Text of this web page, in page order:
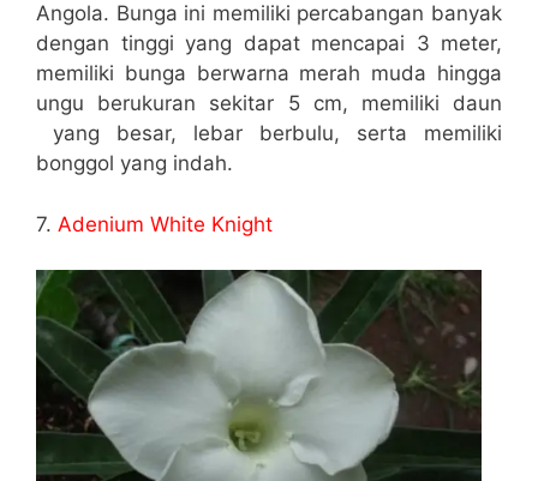
Angola. Bunga ini memiliki percabangan banyak
dengan tinggi yang dapat mencapai 3 meter,
memiliki bunga berwarna merah muda hingga
ungu berukuran sekitar 5 cm, memiliki daun
yang besar, lebar berbulu, serta memiliki
bonggol yang indah.
7. Adenium White Knight